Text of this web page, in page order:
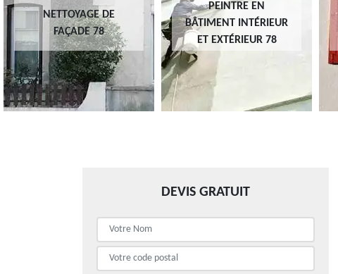
NETTOYAGE DE
FAÇADE 78
PEINTRE EN
BÂTIMENT INTÉRIEUR
ET EXTÉRIEUR 78
DEVIS GRATUIT